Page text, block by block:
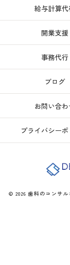
給与計算代
開業支援
事務代行
ブログ
お問い合わ
プライバシー
© 2026 歯科のコンサ